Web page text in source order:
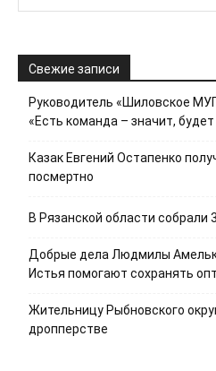
Свежие записи
Руководитель «Шиловское
«Есть команда – значит,
Казак Евгений Остапенко
посмертно
В Рязанской области собрали
Добрые дела Людмилы
Истья помогают сохранять
Жительницу Рыбновского
дропперстве